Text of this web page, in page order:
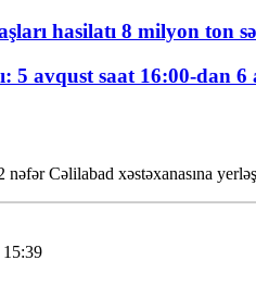
hasilatı 8 milyon ton
5 avqust saat 16:00-dan 6
nəfər Cəlilabad xəstəxanasına
15:39